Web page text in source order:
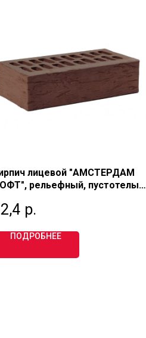
лицевой "АМСТЕРДАМ
рельефный, пустотелый,
р.
ПОДРОБНЕЕ